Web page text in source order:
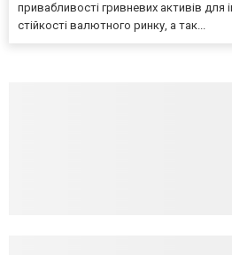
привабливості гривневих активів для
стійкості валютного ринку, а так...